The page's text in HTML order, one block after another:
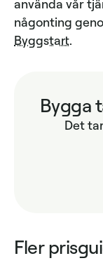
använda vår
någonting
Byggstart.
Bygga
Det
Fler